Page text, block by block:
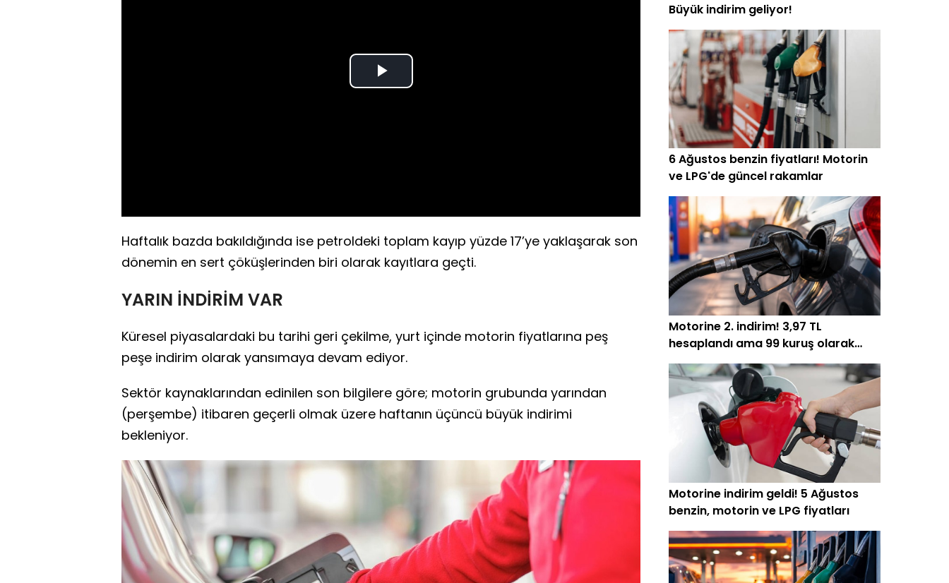
Play
Haftalık bazda bakıldığında ise petroldeki toplam kayıp yüzde 17’ye yaklaşarak son
dönemin en sert çöküşlerinden biri olarak kayıtlara geçti.
YARIN İNDİRİM VAR
Küresel piyasalardaki bu tarihi geri çekilme, yurt içinde motorin fiyatlarına peş
peşe indirim olarak yansımaya devam ediyor.
Sektör kaynaklarından edinilen son bilgilere göre; motorin grubunda yarından
(perşembe) itibaren geçerli olmak üzere haftanın üçüncü büyük indirimi
bekleniyor.
Büyük indirim geliyor!
6 Ağustos benzin fiyatları! Motorin
ve LPG'de güncel rakamlar
Motorine 2. indirim! 3,97 TL
hesaplandı ama 99 kuruş olarak
yansıyabilir
Motorine indirim geldi! 5 Ağustos
benzin, motorin ve LPG fiyatları